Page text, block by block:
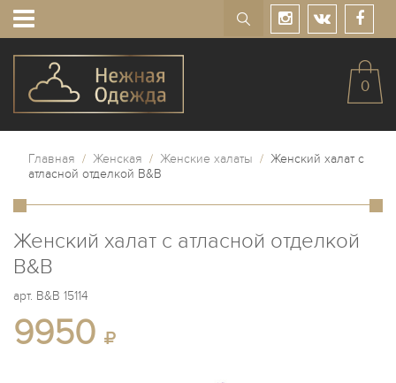
0
Главная / Женская / Женские халаты / Женский халат с
атласной отделкой B&B
Женский халат с атласной отделкой
B&B
арт. B&B 15114
9950